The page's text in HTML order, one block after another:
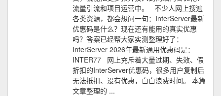
流量引流和项目运营中。 不少人网上搜遍
各类资源，都会想问一句：InterServer最新
优惠码是什么？现在还有能用的真实优惠
吗？答案已经帮大家实测整理好了：
InterServer 2026年最新通用优惠码是：
INTER77 网上充斥着大量过期、失效、假
折扣的InterServer优惠码，很多用户复制后
无法抵扣、没有优惠，白白浪费时间。 本篇
文章整理的 ...